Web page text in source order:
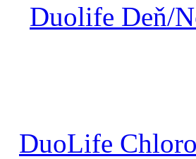
Duolife Deň/
DuoLife